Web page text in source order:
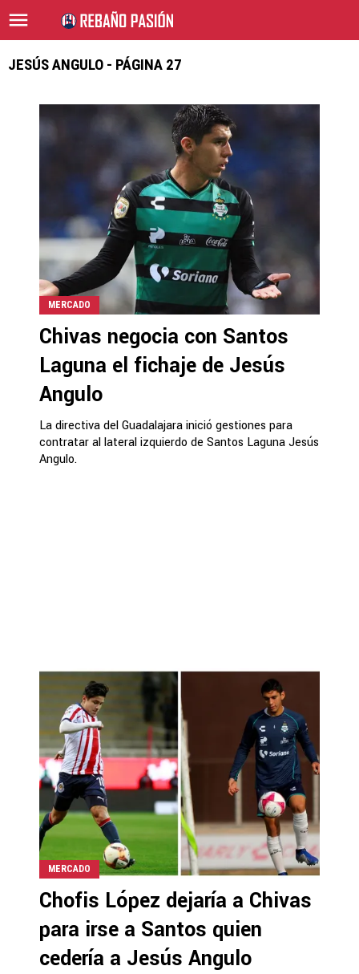
JESÚS ANGULO - PÁGINA 27
MERCADO
Chivas negocia con Santos
Laguna el fichaje de Jesús
Angulo
La directiva del Guadalajara inició gestiones para
contratar al lateral izquierdo de Santos Laguna Jesús
Angulo.
MERCADO
Chofis López dejaría a Chivas
para irse a Santos quien
cedería a Jesús Angulo